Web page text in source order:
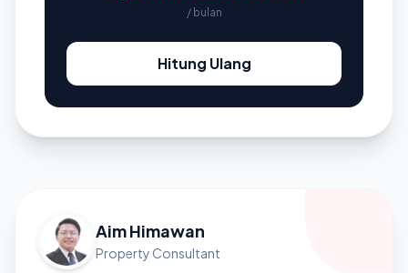
/ bulan
Hitung Ulang
Aim Himawan
Property Consultant